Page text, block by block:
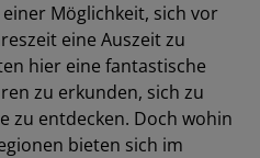
Möglichkeit, sich vor
eine Auszeit zu
hier eine fantastische
zu erkunden, sich zu
zu entdecken. Doch wohin
bieten sich im